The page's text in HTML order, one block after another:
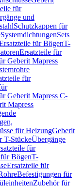
für
und
Schutzkappen für
SystemdichtungenSets
für BögenT-
Ersatzteile für
Geberit Mapress
für
Geberit Mapress C-
Mapress
für HeizungGeberit
T-StückeÜbergänge
für
BögenT-
Ersatzteile für
Befestigungen für
Zubehör für